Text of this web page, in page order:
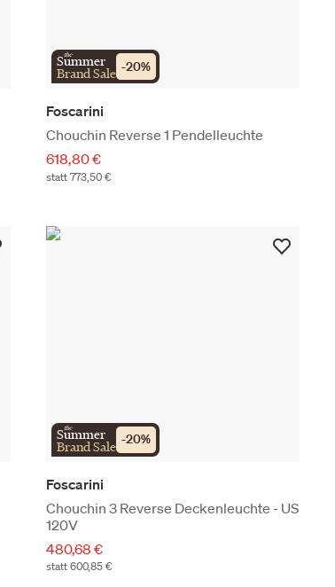
the
Summer
Brand Sale -20%
Foscarini
Chouchin Reverse 1 Pendelleuchte
618,80 €
statt 773,50 €
the
Summer
Brand Sale -20%
Foscarini
Chouchin 3 Reverse Deckenleuchte - US
120V
480,68 €
statt 600,85 €